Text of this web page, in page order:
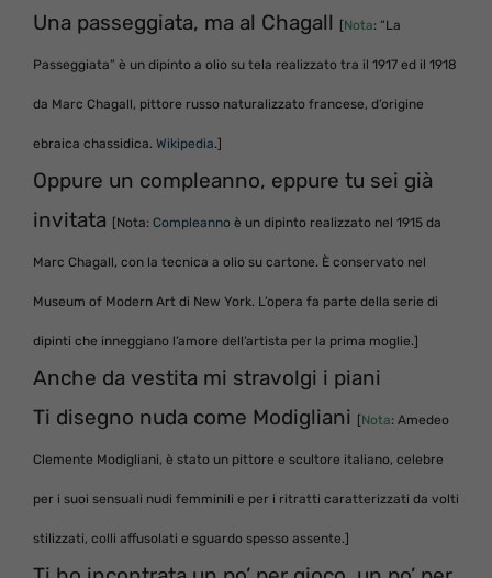
Una passeggiata, ma al Chagall [Nota: “La
Passeggiata” è un dipinto a olio su tela realizzato tra il 1917 ed il 1918
da Marc Chagall, pittore russo naturalizzato francese, d’origine
ebraica chassidica. Wikipedia.]
Oppure un compleanno, eppure tu sei già
invitata [Nota: Compleanno è un dipinto realizzato nel 1915 da
Marc Chagall, con la tecnica a olio su cartone. È conservato nel
Museum of Modern Art di New York. L’opera fa parte della serie di
dipinti che inneggiano l’amore dell’artista per la prima moglie.]
Anche da vestita mi stravolgi i piani
Ti disegno nuda come Modigliani [Nota: Amedeo
Clemente Modigliani, è stato un pittore e scultore italiano, celebre
per i suoi sensuali nudi femminili e per i ritratti caratterizzati da volti
stilizzati, colli affusolati e sguardo spesso assente.]